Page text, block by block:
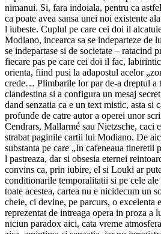
nimanui. Si, fara indoiala, pentru ca
ca poate avea sansa unei noi existente
l iubeste. Cuplul pe care cei doi il
Modiano, incearca sa se indeparteze de
se indepartase si de societate – ratacind
fiecare pas pe care cei doi il fac,
orienta, fiind pusi la adapostul acelor
crede… Plimbarile lor par de-a dreptul a
clandestina si a configura un mesaj
dand senzatia ca e un text mistic, asta si
profunde de catre autor a operei unor
Cendrars, Mallarmé sau Nietzsche, caci
strabat paginile cartii lui Modiano. De
substanta pe care „In cafeneaua tineretii
l pastreaza, dar si obsesia eternei
convins ca, prin iubire, el si Louki ar
conditionarile temporalitatii si pe cele
toate acestea, cartea nu e nicidecum un
cheie, ci devine, pe parcurs, o excelenta
reprezentat de intreaga opera in proza a
niciun paradox aici, cata vreme